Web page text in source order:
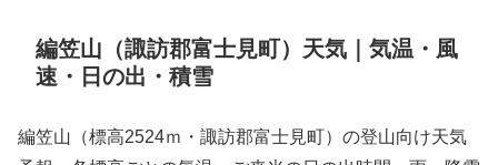
編笠山（諏訪郡富士見町）天気｜気温・風
速・日の出・積雪
編笠山（標高2524ｍ・諏訪郡富士見町）の登山向け天気